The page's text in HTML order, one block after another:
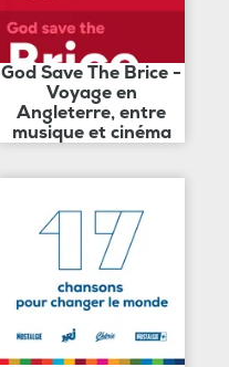
God Save The Brice -
Voyage en
Angleterre, entre
musique et cinéma